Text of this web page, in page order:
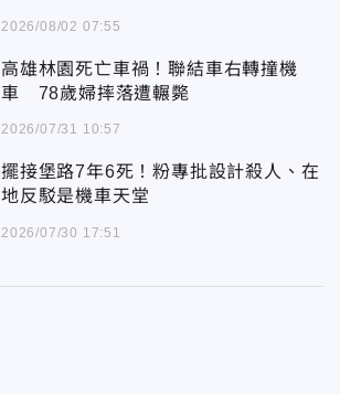
2026/08/02 07:55
高雄林園死亡車禍！聯結車右轉撞機
車 78歲婦摔落遭輾斃
2026/07/31 10:57
擺接堡路7年6死！粉專批設計殺人、在
地反駁是機車天堂
2026/07/30 17:51